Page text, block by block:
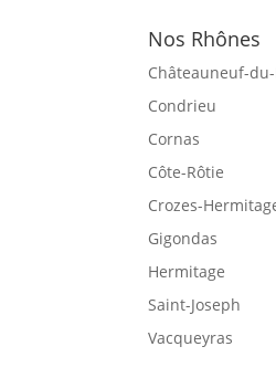
Nos Rhônes
Châteauneuf-
Condrieu
Cornas
Côte-Rôtie
Crozes-
Gigondas
Hermitage
Saint-Joseph
Vacqueyras